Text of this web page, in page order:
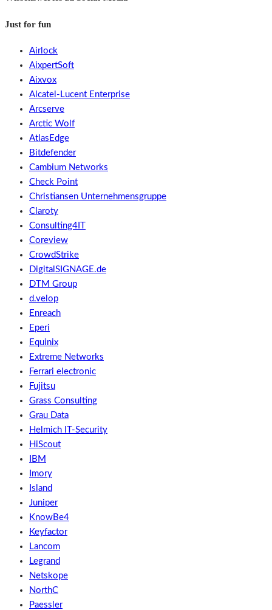
Just for fun
Airlock
AixpertSoft
Aixvox
Alcatel-Lucent Enterprise
Arcserve
Arctic Wolf
AtlasEdge
Bitdefender
Cambium Networks
Check Point
Christiansen Unternehmensgruppe
Claroty
Consulting4IT
Coreview
CrowdStrike
DigitalSIGNAGE.de
DTM Group
d.velop
Enreach
Eperi
Equinix
Extreme Networks
Ferrari electronic
Fujitsu
Grass Consulting
Grau Data
Helmich IT-Security
HiScout
IBM
Imory
Island
Juniper
KnowBe4
Keyfactor
Lancom
Legrand
Netskope
NorthC
Paessler